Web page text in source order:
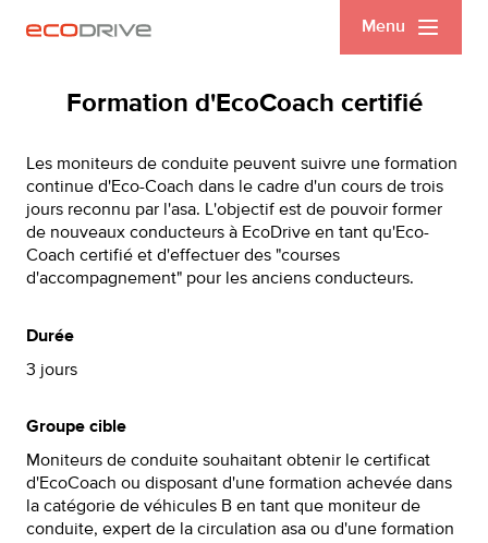
Menu
Formation d'EcoCoach certifié
Les moniteurs de conduite peuvent suivre une formation
continue d'Eco-Coach dans le cadre d'un cours de trois
jours reconnu par l'asa. L'objectif est de pouvoir former
de nouveaux conducteurs à EcoDrive en tant qu'Eco-
Coach certifié et d'effectuer des "courses
d'accompagnement" pour les anciens conducteurs.
Durée
3 jours
Groupe cible
Moniteurs de conduite souhaitant obtenir le certificat
d'EcoCoach ou disposant d'une formation achevée dans
la catégorie de véhicules B en tant que moniteur de
conduite, expert de la circulation asa ou d'une formation